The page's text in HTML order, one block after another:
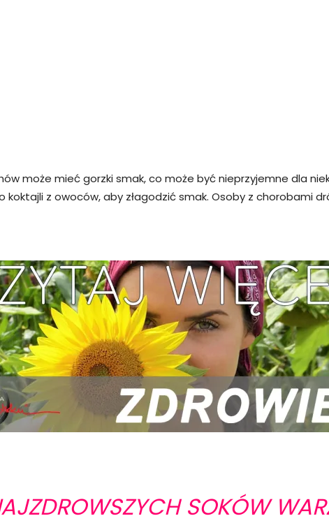
może mieć gorzki smak, co może być nieprzyjemne dla
z owoców, aby złagodzić smak. Osoby z chorobami
SOKÓW